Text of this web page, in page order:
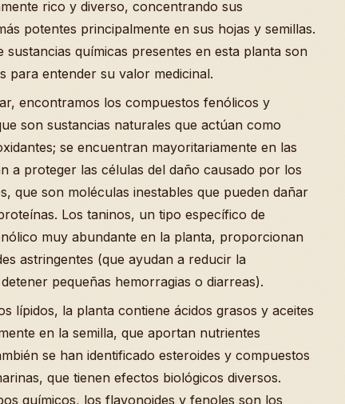
rico y diverso, concentrando sus
potentes principalmente en sus hojas y semillas.
sustancias químicas presentes en esta planta son
para entender su valor medicinal.
encontramos los compuestos fenólicos y
son sustancias naturales que actúan como
se encuentran mayoritariamente en las
a proteger las células del daño causado por los
que son moléculas inestables que pueden dañar
Los taninos, un tipo específico de
muy abundante en la planta, proporcionan
astringentes (que ayudan a reducir la
pequeñas hemorragias o diarreas).
lípidos, la planta contiene ácidos grasos y aceites
en la semilla, que aportan nutrientes
se han identificado esteroides y compuestos
que tienen efectos biológicos diversos.
químicos, los flavonoides y fenoles son los